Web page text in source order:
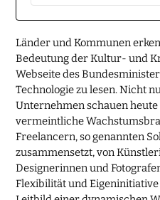
Länder und Kommunen
Bedeutung der Kultur- und
Webseite des
Technologie zu lesen. Nicht
Unternehmen schauen heute
vermeintliche
Freelancern, so genannten
zusammensetzt, von
Designerinnen und
Flexibilität und